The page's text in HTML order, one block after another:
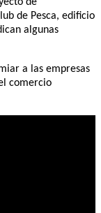
de Pesca, edificio
algunas
a las empresas
comercio